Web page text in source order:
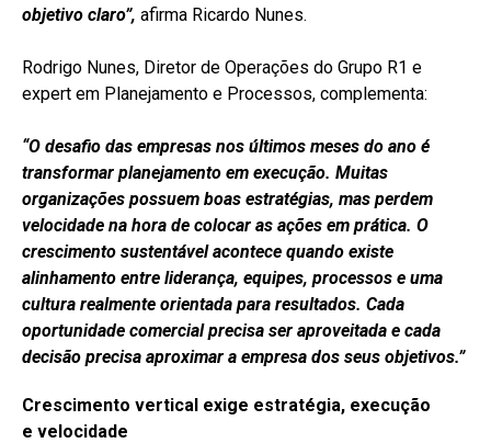
objetivo claro”, afirma Ricardo Nunes.
Rodrigo Nunes, Diretor de Operações do Grupo R1 e
expert em Planejamento e Processos, complementa:
“O desafio das empresas nos últimos meses do ano é
transformar planejamento em execução. Muitas
organizações possuem boas estratégias, mas perdem
velocidade na hora de colocar as ações em prática. O
crescimento sustentável acontece quando existe
alinhamento entre liderança, equipes, processos e uma
cultura realmente orientada para resultados. Cada
oportunidade comercial precisa ser aproveitada e cada
decisão precisa aproximar a empresa dos seus objetivos.”
Crescimento vertical exige estratégia, execução
e velocidade